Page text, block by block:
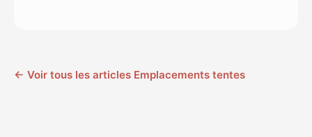
← Voir tous les articles Emplacements tentes